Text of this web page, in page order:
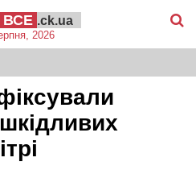
ВСЕ .ck.ua
2026